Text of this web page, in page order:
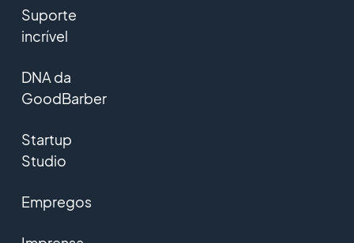
Suporte
incrível
DNA da
GoodBarber
Startup
Studio
Empregos